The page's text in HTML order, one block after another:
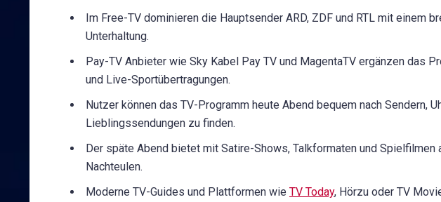
Im Free-TV dominieren die Hauptsender ARD, ZDF und RTL mit einem
Unterhaltung.
Pay-TV Anbieter wie Sky Kabel Pay TV und MagentaTV ergänzen das
und Live-Sportübertragungen.
Nutzer können das TV-Programm heute Abend bequem nach Sendern,
Lieblingssendungen zu finden.
Der späte Abend bietet mit Satire-Shows, Talkformaten und Spielfilmen
Nachteulen.
Moderne TV-Guides und Plattformen wie TV Today, Hörzu oder TV